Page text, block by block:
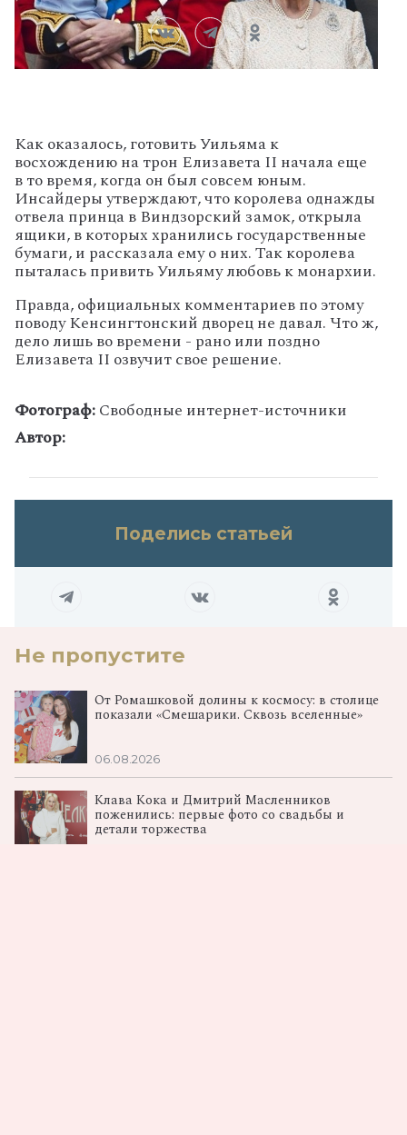
Как оказалось, готовить Уильяма к
восхождению на трон Елизавета II начала еще
в то время, когда он был совсем юным.
Инсайдеры утверждают, что королева однажды
отвела принца в Виндзорский замок, открыла
ящики, в которых хранились государственные
бумаги, и рассказала ему о них. Так королева
пыталась привить Уильяму любовь к монархии.
Правда, официальных комментариев по этому
поводу Кенсингтонский дворец не давал. Что ж,
дело лишь во времени - рано или поздно
Елизавета II озвучит свое решение.
Фотограф:Свободные интернет-источники
Автор:
Поделись статьей
Не пропустите
От Ромашковой долины к космосу: в столице
показали «Смешарики. Сквозь вселенные»
06.08.2026
Клава Кока и Дмитрий Масленников
поженились: первые фото со свадьбы и
детали торжества